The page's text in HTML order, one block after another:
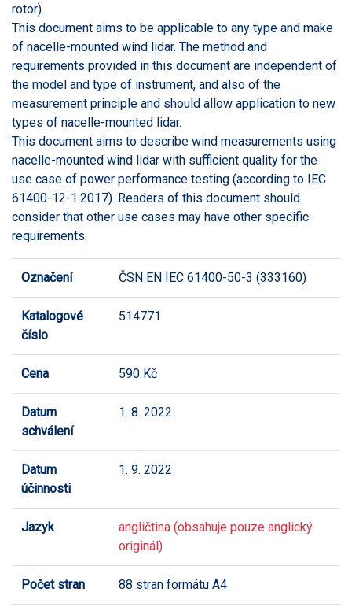
rotor).
This document aims to be applicable to any type and make
of nacelle-mounted wind lidar. The method and
requirements provided in this document are independent of
the model and type of instrument, and also of the
measurement principle and should allow application to new
types of nacelle-mounted lidar.
This document aims to describe wind measurements using
nacelle-mounted wind lidar with sufficient quality for the
use case of power performance testing (according to IEC
61400-12-1:2017). Readers of this document should
consider that other use cases may have other specific
requirements.
Označení ČSN EN IEC 61400-50-3 (333160)
Katalogové
číslo
514771
Cena 590 Kč
Datum
schválení
1. 8. 2022
Datum
účinnosti
1. 9. 2022
Jazyk
angličtina (obsahuje pouze anglický
originál)
Počet stran 88 stran formátu A4